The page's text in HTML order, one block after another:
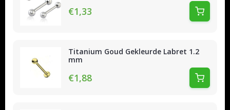
€1,33
Titanium Goud Gekleurde Labret 1.2
mm
€1,88